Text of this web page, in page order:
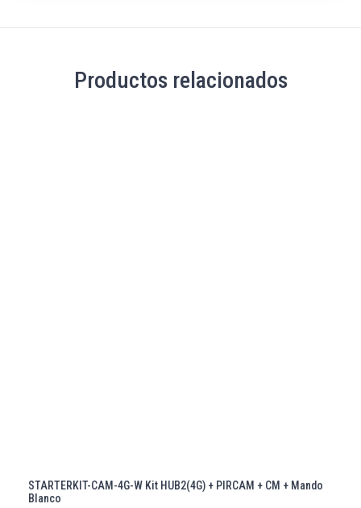
Productos relacionados
STARTERKIT-CAM-4G-W Kit HUB2(4G) + PIRCAM + CM + Mando
Blanco